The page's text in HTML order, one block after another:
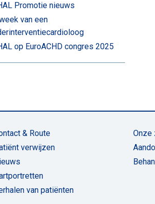
Promotie nieuws
van een
op EuroACHD congres 2025
& Route
verwijzen
van patiënten
Onze